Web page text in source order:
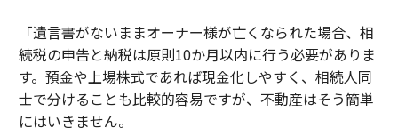
「遺言書がないままオーナー様が亡くなられた場合、相
続税の申告と納税は原則10か月以内に行う必要がありま
す。預金や上場株式であれば現金化しやすく、相続人同
士で分けることも比較的容易ですが、不動産はそう簡単
にはいきません。